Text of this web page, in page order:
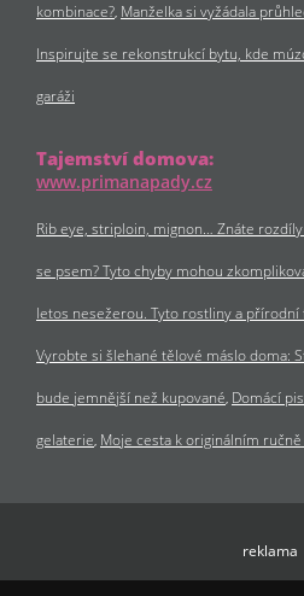
kombinace? Manželka si vyžádala
Inspirujte se rekonstrukcí bytu, kde
garáži
Tajemství domova:
www.primanapady.cz
Rib eye, striploin, mignon… Znáte
se psem? Tyto chyby mohou
letos nesežerou. Tyto rostliny a
Vyrobte si šlehané tělové máslo doma:
bude jemnější než kupované Domácí
gelaterie Moje cesta k originálním
reklama